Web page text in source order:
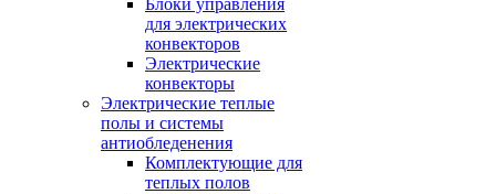
Блоки управления
для электрических
конвекторов
Электрические
конвекторы
Электрические теплые
полы и системы
антиобледенения
Комплектующие для
теплых полов